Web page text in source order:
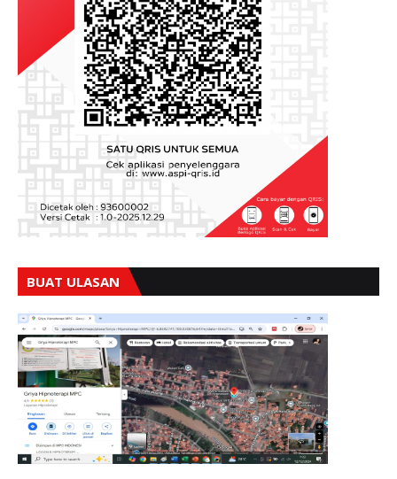
BUAT ULASAN